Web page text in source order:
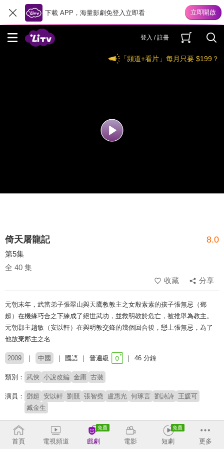
下載 APP，海量影劇免登入立即看
登入 / 註冊
「頻道+看片」每月只要 $199？
倚天屠龍記 8.0
第5集
全 40 集
收藏
分享
元朝末年，武當弟子張翠山與天鷹教教主之女殷素素的孩子張無忌（鄧
超）在機緣巧合之下練成了絕世武功，並救明教於危亡，被推舉為教主。
元朝郡主趙敏（安以軒）在與明教交鋒的幾個回合後，戀上張無忌，為了
他放棄郡主之名…
2009 中國 國語 普遍級 46 分鐘
類別： 武俠 小說改編 金庸 古裝
演員： 鄧超 安以軒 劉競 張智堯 盧惠光 何琢言 劉詩詩 王媛可
臧金生
導演：
原著： 金庸(倚天屠龍記)
首頁 電視頻道 戲劇 電影 短劇 更多